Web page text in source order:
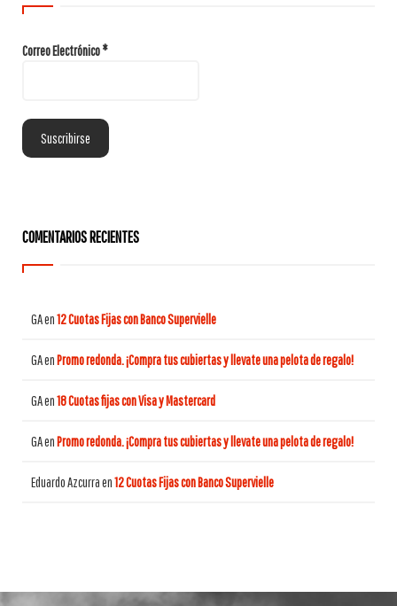
Correo Electrónico*
COMENTARIOS RECIENTES
GAen12 Cuotas Fijas con Banco Supervielle
GAenPromo redonda. ¡Compra tus cubiertas y llevate una pelota de regalo!
GAen18 Cuotas fijas con Visa y Mastercard
GAenPromo redonda. ¡Compra tus cubiertas y llevate una pelota de regalo!
Eduardo Azcurraen12 Cuotas Fijas con Banco Supervielle